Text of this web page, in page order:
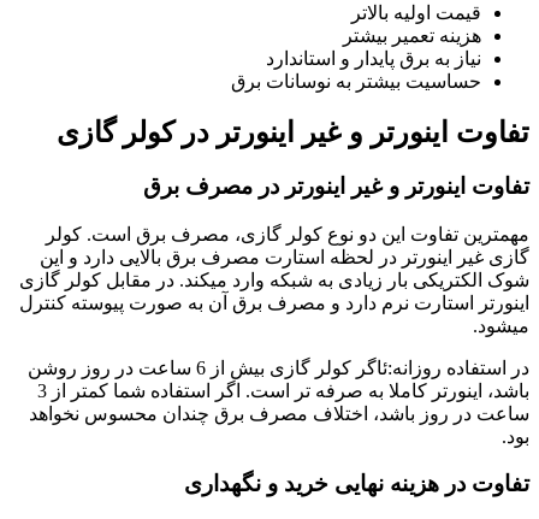
قیمت اولیه بالاتر
هزینه تعمیر بیشتر
نیاز به برق پایدار و استاندارد
حساسیت بیشتر به نوسانات برق
تفاوت اینورتر و غیر اینورتر در کولر گازی
تفاوت اینورتر و غیر اینورتر در مصرف برق
مهمترین تفاوت این دو نوع کولر گازی، مصرف برق است. کولر
گازی غیر اینورتر در لحظه استارت مصرف برق بالایی دارد و این
شوک الکتریکی بار زیادی به شبکه وارد میکند. در مقابل کولر گازی
اینورتر استارت نرم دارد و مصرف برق آن به صورت پیوسته کنترل
میشود.
در استفاده روزانه:ئاگر کولر گازی بیش از 6 ساعت در روز روشن
باشد، اینورتر کاملا به صرفه تر است. اگر استفاده شما کمتر از 3
ساعت در روز باشد، اختلاف مصرف برق چندان محسوس نخواهد
بود.
تفاوت در هزینه نهایی خرید و نگهداری